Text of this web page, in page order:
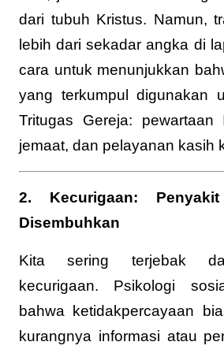
dari tubuh Kristus. Namun,
lebih dari sekadar angka di
cara untuk menunjukkan
yang terkumpul digunakan
Tritugas Gereja: pewartaan
jemaat, dan pelayanan kasih
2. Kecurigaan:
Disembuhkan
Kita sering terjebak
kecurigaan. Psikologi
bahwa ketidakpercayaan
kurangnya informasi atau